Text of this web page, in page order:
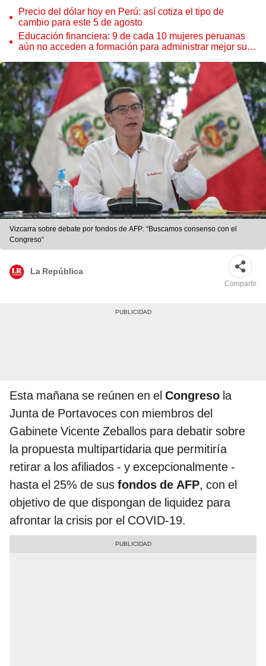
Precio del dólar hoy en Perú: así cotiza el tipo de
cambio para este 5 de agosto
Educación financiera: 9 de cada 10 mujeres peruanas
aún no acceden a formación para administrar mejor su
Vizcarra sobre debate por fondos de AFP: “Buscamos consenso con el
Congreso”
La República
Compartir
Esta mañana se reúnen en el Congreso la
Junta de Portavoces con miembros del
Gabinete Vicente Zeballos para debatir sobre
la propuesta multipartidaria que permitiría
retirar a los afiliados - y excepcionalmente -
hasta el 25% de sus fondos de AFP, con el
objetivo de que dispongan de liquidez para
afrontar la crisis por el COVID-19.